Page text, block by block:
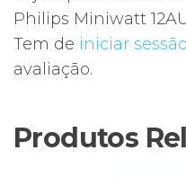
Philips Miniwatt
Tem de iniciar sessão
avaliação.
Produtos